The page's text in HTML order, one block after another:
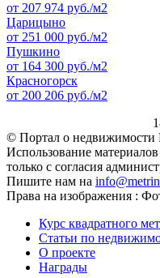
от 207 974 руб./м2
Царицыно
от 251 000 руб./м2
Пушкино
от 164 300 руб./м2
Красногорск
от 200 206 руб./м2
© Портал о недвижимости
Использование
только с согласия
Пишите нам на
Права на изображения :
Курс квадратного
Статьи по
О проекте
Награды